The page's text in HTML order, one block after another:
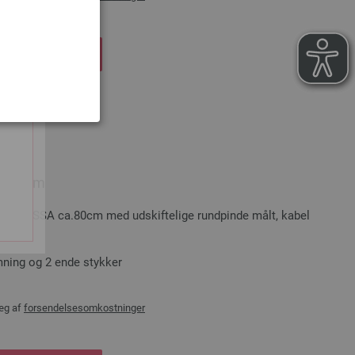
80cm
GROSSA ca.80cm med udskiftelige rundpinde målt, kabel
og 2 ende stykker
af forsendelsesomkostninger